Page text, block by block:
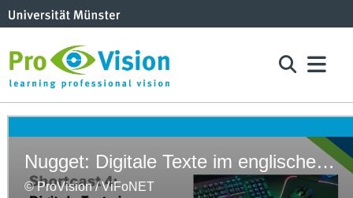
Nugget: Digitale Texte im englischen Literaturunterricht
© ProVision / ViFoNET